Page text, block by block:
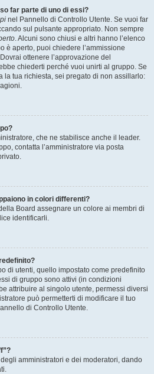
far parte di uno di essi?
nel Pannello di Controllo Utente. Se vuoi far
sul pulsante appropriato. Non sempre
. Alcuni sono chiusi e altri hanno l’elenco
è aperto, puoi chiedere l’ammissione
ottenere l’approvazione del
chiederti perché vuoi unirti al gruppo. Se
la tua richiesta, sei pregato di non assillarlo:
che ne stabilisce anche il leader.
contatta l’amministratore via posta
in colori differenti?
Board assegnare un colore ai membri di
identificarli.
di utenti, quello impostato come predefinito
di gruppo sono attivi (in condizioni
attribuire al singolo utente, permessi diversi
può permetterti di modificare il tuo
di Controllo Utente.
amministratori e dei moderatori, dando